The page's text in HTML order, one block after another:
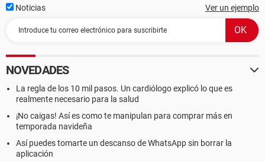
Noticias Ver un ejemplo
NOVEDADES
La regla de los 10 mil pasos. Un cardiólogo explicó lo que es
realmente necesario para la salud
¡No caigas! Así es como te manipulan para comprar más en
temporada navideña
Así puedes tomarte un descanso de WhatsApp sin borrar la
aplicación